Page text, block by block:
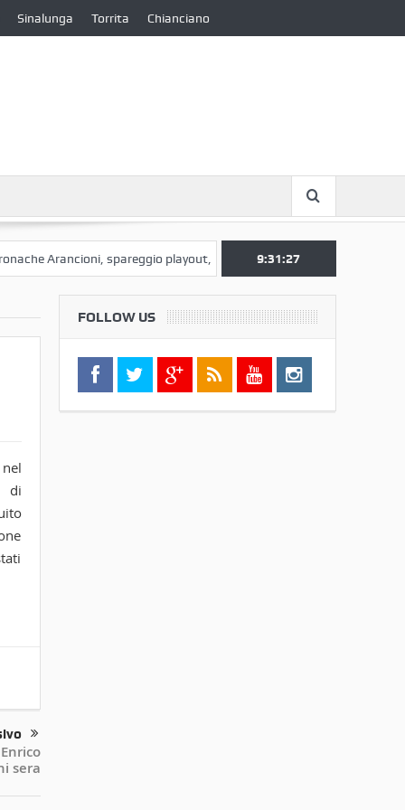
Sinalunga Torrita Chianciano
Arancioni, spareggio playout, Pienza – Cortona Camucia
9:31:27
di
sera
FOLLOW US